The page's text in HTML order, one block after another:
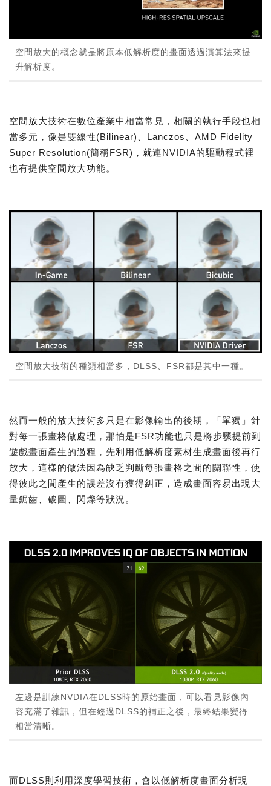
空間放大的概念就是將原本低解析度的畫面透過演算法來提
升解析度。
空間放大技術在數位產業中相當常見，相關的執行手段也相
當多元，像是雙線性(Bilinear)、Lanczos、AMD Fidelity
Super Resolution(簡稱FSR)，就連NVIDIA的驅動程式裡
也有提供空間放大功能。
空間放大技術的種類相當多，DLSS、FSR都是其中一種。
然而一般的放大技術多只是在影像輸出的後期，「單獨」針
對每一張畫格做處理，那怕是FSR功能也只是將步驟提前到
遊戲畫面產生的過程，先利用低解析度素材生成畫面後再行
放大，這樣的做法因為缺乏判斷每張畫格之間的關聯性，使
得彼此之間產生的誤差沒有獲得糾正，造成畫面容易出現大
量鋸齒、破圖、閃爍等狀況。
左邊是訓練NVDIA在DLSS時的原始畫面，可以看見影像內
容充滿了雜訊，但在經過DLSS的補正之後，最終結果變得
相當清晰。
而DLSS則利用深度學習技術，會以低解析度畫面分析現